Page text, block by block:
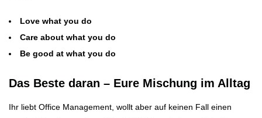
Love what you do
Care about what you do
Be good at what you do
Das Beste daran – Eure Mischung im Alltag
Ihr liebt Office Management, wollt aber auf keinen Fall einen